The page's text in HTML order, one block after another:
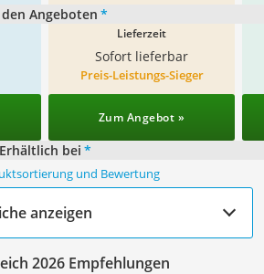
Angeboten *
Lieferzeit
Sofort lieferbar
Preis-Leistungs-Sieger
Zum Angebot »
Erhältlich bei *
und Bewertung
anzeigen
2026 Empfehlungen